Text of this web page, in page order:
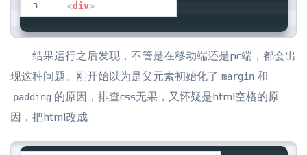
<div>
结果运行之后发现，不管是在移动端还是pc端，都会出
现这种问题。刚开始以为是父元素初始化了 margin 和
padding 的原因，排查css无果，又怀疑是html空格的原
因，把html改成